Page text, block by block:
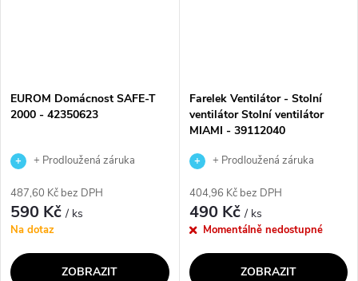
EUROM Domácnost SAFE-T
2000 - 42350623
+ Prodloužená záruka
487,60 Kč bez DPH
590 Kč/ ks
Na dotaz
ZOBRAZIT
Farelek Ventilátor - Stolní
ventilátor Stolní ventilátor
MIAMI - 39112040
+ Prodloužená záruka
404,96 Kč bez DPH
490 Kč/ ks
Momentálně nedostupné
ZOBRAZIT